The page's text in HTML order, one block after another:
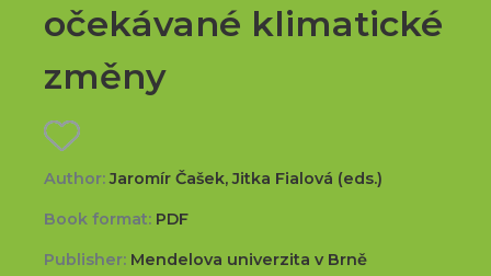
očekávané klimatické
změny
Author:Jaromír Čašek, Jitka Fialová (eds.)
Book format: PDF
Publisher: Mendelova univerzita v Brně